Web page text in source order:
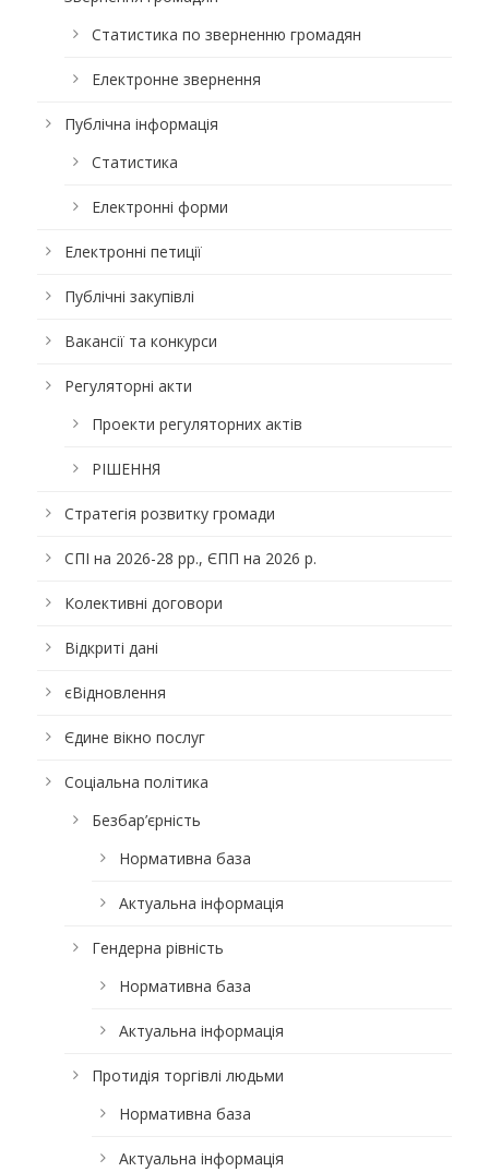
Статистика по зверненню громадян
Електронне звернення
Публічна інформація
Статистика
Електронні форми
Електронні петиції
Публічні закупівлі
Вакансії та конкурси
Регуляторні акти
Проекти регуляторних актів
РІШЕННЯ
Стратегія розвитку громади
СПІ на 2026-28 рр., ЄПП на 2026 р.
Колективні договори
Відкриті дані
єВідновлення
Єдине вікно послуг
Соціальна політика
Безбар’єрність
Нормативна база
Актуальна інформація
Гендерна рівність
Нормативна база
Актуальна інформація
Протидія торгівлі людьми
Нормативна база
Актуальна інформація